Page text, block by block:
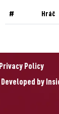
# Hráč
Privacy Policy
Developed by